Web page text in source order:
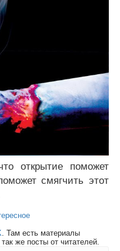
открытие поможет
смягчить этот
. Там есть материалы
же посты от читателей.